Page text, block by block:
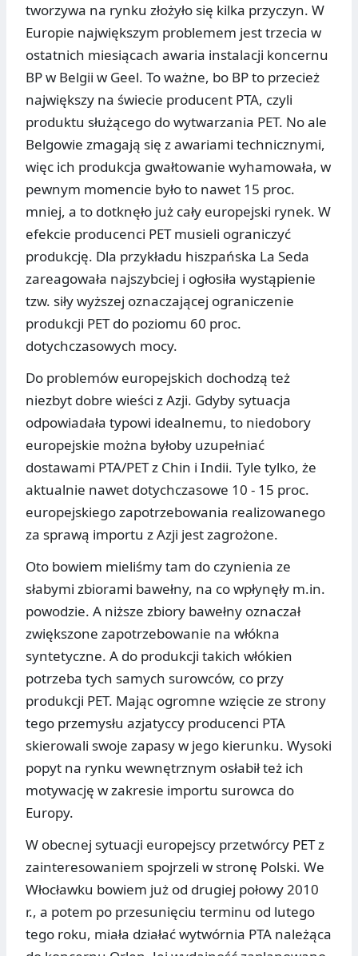
tworzywa na rynku złożyło się kilka przyczyn. W
Europie największym problemem jest trzecia w
ostatnich miesiącach awaria instalacji koncernu
BP w Belgii w Geel. To ważne, bo BP to przecież
największy na świecie producent PTA, czyli
produktu służącego do wytwarzania PET. No ale
Belgowie zmagają się z awariami technicznymi,
więc ich produkcja gwałtowanie wyhamowała, w
pewnym momencie było to nawet 15 proc.
mniej, a to dotknęło już cały europejski rynek. W
efekcie producenci PET musieli ograniczyć
produkcję. Dla przykładu hiszpańska La Seda
zareagowała najszybciej i ogłosiła wystąpienie
tzw. siły wyższej oznaczającej ograniczenie
produkcji PET do poziomu 60 proc.
dotychczasowych mocy.
Do problemów europejskich dochodzą też
niezbyt dobre wieści z Azji. Gdyby sytuacja
odpowiadała typowi idealnemu, to niedobory
europejskie można byłoby uzupełniać
dostawami PTA/PET z Chin i Indii. Tyle tylko, że
aktualnie nawet dotychczasowe 10 - 15 proc.
europejskiego zapotrzebowania realizowanego
za sprawą importu z Azji jest zagrożone.
Oto bowiem mieliśmy tam do czynienia ze
słabymi zbiorami bawełny, na co wpłynęły m.in.
powodzie. A niższe zbiory bawełny oznaczał
zwiększone zapotrzebowanie na włókna
syntetyczne. A do produkcji takich włókien
potrzeba tych samych surowców, co przy
produkcji PET. Mając ogromne wzięcie ze strony
tego przemysłu azjatyccy producenci PTA
skierowali swoje zapasy w jego kierunku. Wysoki
popyt na rynku wewnętrznym osłabił też ich
motywację w zakresie importu surowca do
Europy.
W obecnej sytuacji europejscy przetwórcy PET z
zainteresowaniem spojrzeli w stronę Polski. We
Włocławku bowiem już od drugiej połowy 2010
r., a potem po przesunięciu terminu od lutego
tego roku, miała działać wytwórnia PTA należąca